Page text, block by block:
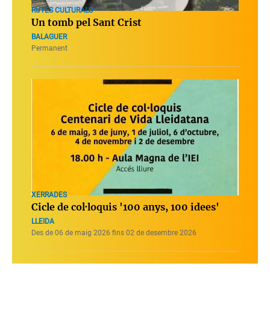
RUTES CULTURALS
Un tomb pel Sant Crist
BALAGUER
Permanent
XERRADES
Cicle de col·loquis '100 anys, 100 idees'
LLEIDA
Des de 06 de maig 2026 fins 02 de desembre 2026